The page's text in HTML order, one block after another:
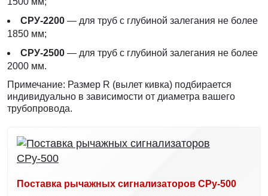
СРУ-2200 — для труб с глубиной залегания не более
1850 мм;
СРУ-2500 — для труб с глубиной залегания не более
2000 мм.
Примечание: Размер R (вылет кивка) подбирается
индивидуально в зависимости от диаметра вашего
трубопровода.
Поставка рычажных сигнализаторов СРу-500